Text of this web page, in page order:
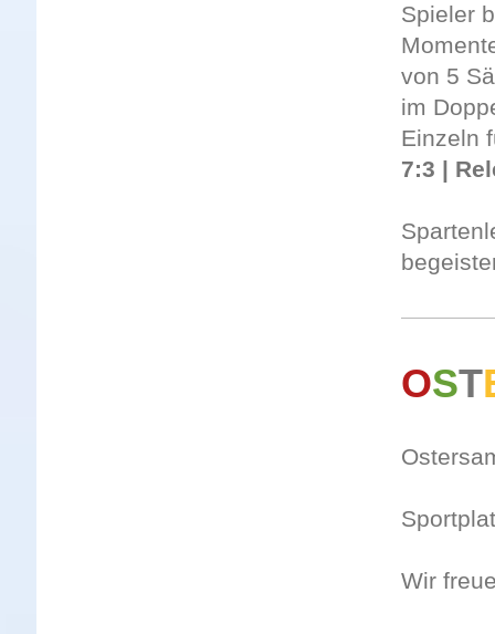
Spieler
von 5
im
Einzeln
7:3 |
OST
Wir